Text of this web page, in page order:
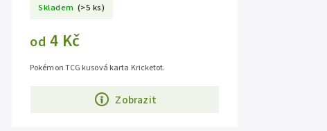
Skladem (>5 ks)
od 4 Kč
Zobrazit
Pokémon TCG kusová karta Kricketot.